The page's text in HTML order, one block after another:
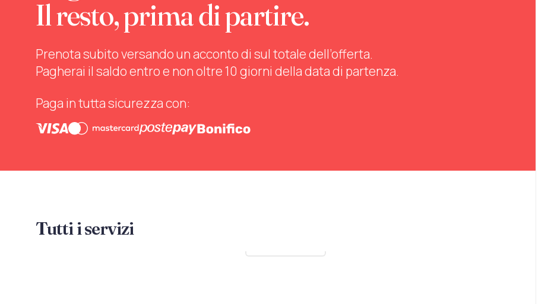
Il resto, prima di partire.
Prenota subito versando un acconto di sul totale dell’offerta.
Pagherai il saldo entro e non oltre 10 giorni della data di partenza.
Paga in tutta sicurezza con:
Tutti i servizi